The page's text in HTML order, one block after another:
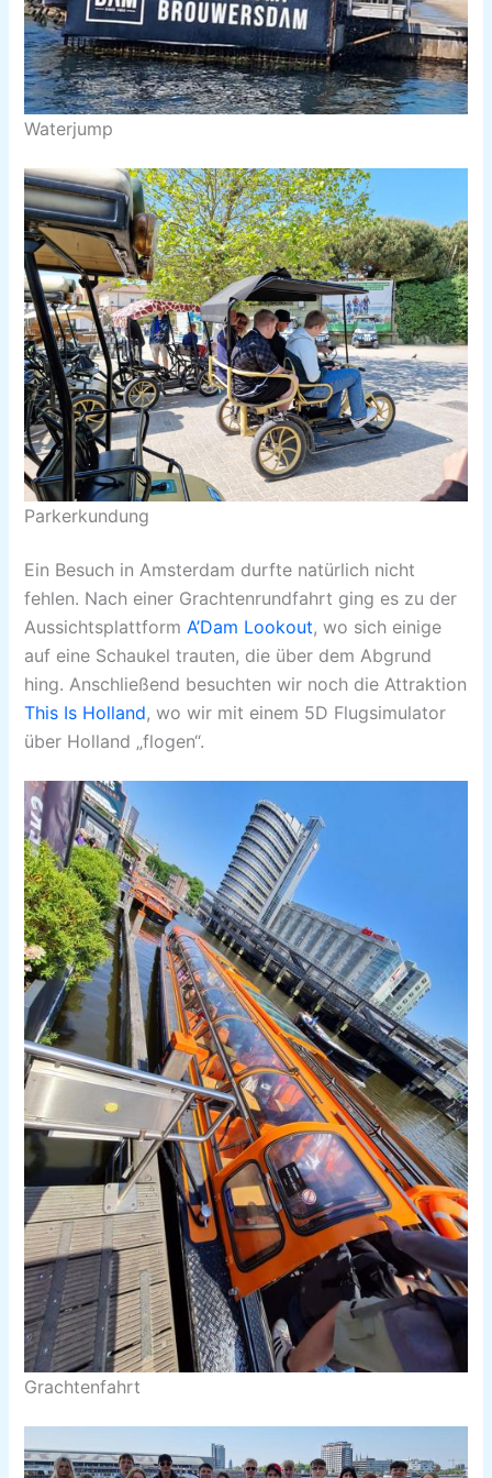
Waterjump
Parkerkundung
Ein Besuch in Amsterdam durfte natürlich nicht
fehlen. Nach einer Grachtenrundfahrt ging es zu der
AussichtsplattformA’Dam Lookout, wo sich einige
auf eine Schaukel trauten, die über dem Abgrund
hing. Anschließend besuchten wir noch die Attraktion
This Is Holland, wo wir mit einem 5D Flugsimulator
über Holland „flogen“.
Grachtenfahrt